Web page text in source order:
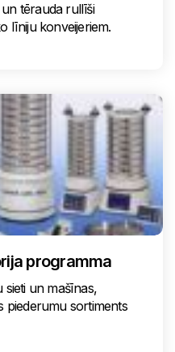
tērauda rullīši
līniju konveijeriem.
programma
sieti un mašīnas,
piederumu sortiments